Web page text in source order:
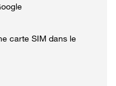
carte SIM dans le